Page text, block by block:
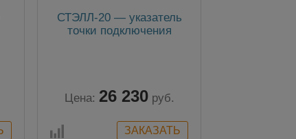
СТЭЛЛ-20 — указатель
точки подключения
Цена: 26 230 руб.